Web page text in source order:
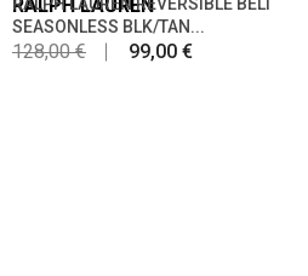
RALPH LAUREN
SEASONLESS BLK/TAN...
128,00 € 99,00 €